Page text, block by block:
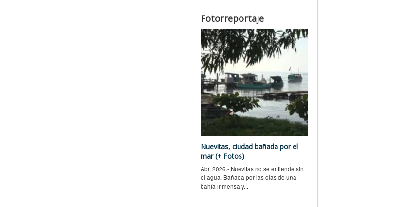
Fotorreportaje
Nuevitas, ciudad bañada por el
mar (+ Fotos)
Abr, 2026.- Nuevitas no se entiende sin
el agua. Bañada por las olas de una
bahía inmensa y...